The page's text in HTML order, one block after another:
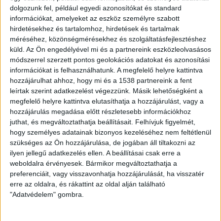
dolgozunk fel, például egyedi azonosítókat és standard
információkat, amelyeket az eszköz személyre szabott
hirdetésekhez és tartalomhoz, hirdetések és tartalmak
méréséhez, közönségmérésekhez és szolgáltatásfejlesztéshez
küld. Az Ön engedélyével mi és a partnereink eszközleolvasásos
módszerrel szerzett pontos geolokációs adatokat és azonosítási
információkat is felhasználhatunk. A megfelelő helyre kattintva
hozzájárulhat ahhoz, hogy mi és a 1538 partnereink a fent
leírtak szerint adatkezelést végezzünk. Másik lehetőségként a
megfelelő helyre kattintva elutasíthatja a hozzájárulást, vagy a
hozzájárulás megadása előtt részletesebb információkhoz
juthat, és megváltoztathatja beállításait. Felhívjuk figyelmét,
hogy személyes adatainak bizonyos kezeléséhez nem feltétlenül
szükséges az Ön hozzájárulása, de jogában áll tiltakozni az
ilyen jellegű adatkezelés ellen. A beállításai csak erre a
weboldalra érvényesek. Bármikor megváltoztathatja a
preferenciáit, vagy visszavonhatja hozzájárulását, ha visszatér
erre az oldalra, és rákattint az oldal alján található
"Adatvédelem" gombra.
Eközben egyre több környezettudatos kerttulajdonos
cseréli kaszára a fűnyíróját. Egyrészt, mert nem olyan
zajos, másrészt pedig mert a kaszálás jót tesz a
biodiverzitásnak. Míg a fűnyírók a talaj faunájának 70
százalékát megsemmisítik, addig a kaszált területeken
egyre több és többféle rovar lel otthonra. Ráadásul az
ilyen területeket sokkal ritkábban kell kaszálni, így a
növények el tudják szórni a magjukat, ami sokkal
színesebb és változatosabb zöldterületet eredményez.
Franz Essl, a Bécsi Egyetem ökológusa az APA
hírügynökségnek elmondta, hogy a településeken a
beépítetlen területek nagy része vagy kert, vagy
közpark. Így a kaszával kezelt magánkerteknek nagy
jelentősége van a biodiverzitás szempontjából. Bécsben
egyébként már üzlet is nyílt az új trend hatására, ahol